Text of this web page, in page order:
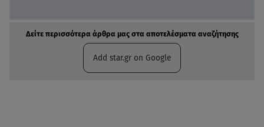
Δείτε περισσότερα άρθρα μας στα αποτελέσματα αναζήτησης
Add star.gr on Google